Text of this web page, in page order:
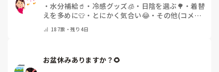
・水分補給🥤 ・ 冷感グッズ🧊 ・ 日陰を選ぶ🌳 ・着替
えを多めに👕 ・ とにかく気合い😂・ その他(コメン
187票・残り4日
お盆休みありますか？🌻